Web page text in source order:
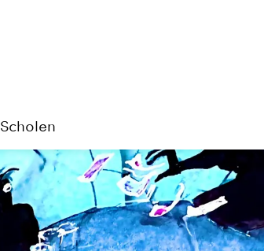
Scholen